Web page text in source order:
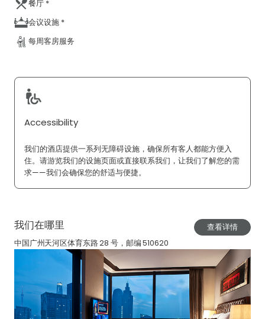
餐厅 *
会议设施 *
每周客房服务
Accessibility
我们的酒店提供一系列无障碍设施，确保所有客人都能方便入
住。请游览我们的设施页面或直接联系我们，让我们了解您的需
求——我们会确保您的舒适与便捷。
我们在哪里
查看详情
中国广州天河区体育东路 28 号，邮编 510620